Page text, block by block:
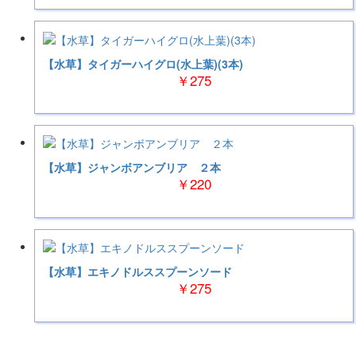
【水草】タイガーハイグロ(水上葉)(3本)
￥275
【水草】ジャンボアンブリア ２本
￥220
【水草】エキノドルススプーンソード
￥275